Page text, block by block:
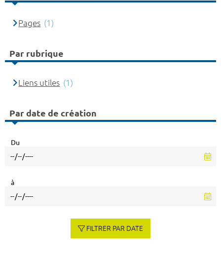
Pages (1)
Par rubrique
Liens utiles (1)
Par date de création
Du
à
FILTRER PAR DATE